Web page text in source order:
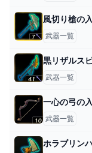
風切り槍の
武器一覧
黒リザルス
武器一覧
一心の弓の
武器一覧
ホラブリン